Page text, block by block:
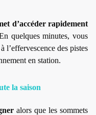
d’accéder rapidement
quelques minutes, vous
l’effervescence des pistes
en station.
la saison
alors que les sommets